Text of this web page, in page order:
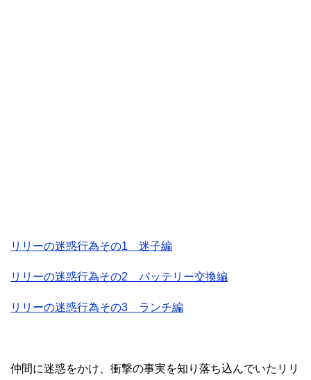
リリーの迷惑行為その1 迷子編
リリーの迷惑行為その2 バッテリー交換編
リリーの迷惑行為その3 ランチ編
仲間に迷惑をかけ、衝撃の事実を知り落ち込んでいたリリ